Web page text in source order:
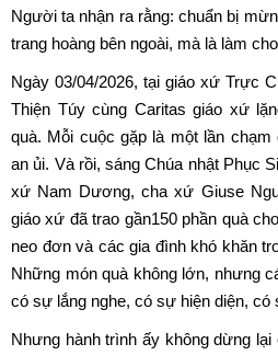
Người ta nhận ra rằng: chuẩn bị
trang hoàng bên ngoài, mà là làm
Ngày 03/04/2026, tại giáo xứ Trực
Thiện Túy cùng Caritas giáo xứ
quà. Mỗi cuộc gặp là một lần
an ủi. Và rồi, sáng Chúa nhật Phục
xứ Nam Dương, cha xứ Giuse
giáo xứ đã trao gần150 phần quà
neo đơn và các gia đình khó khăn
Những món quà không lớn, nhưng
có sự lắng nghe, có sự hiện diện, có
Nhưng hành trình ấy không dừng